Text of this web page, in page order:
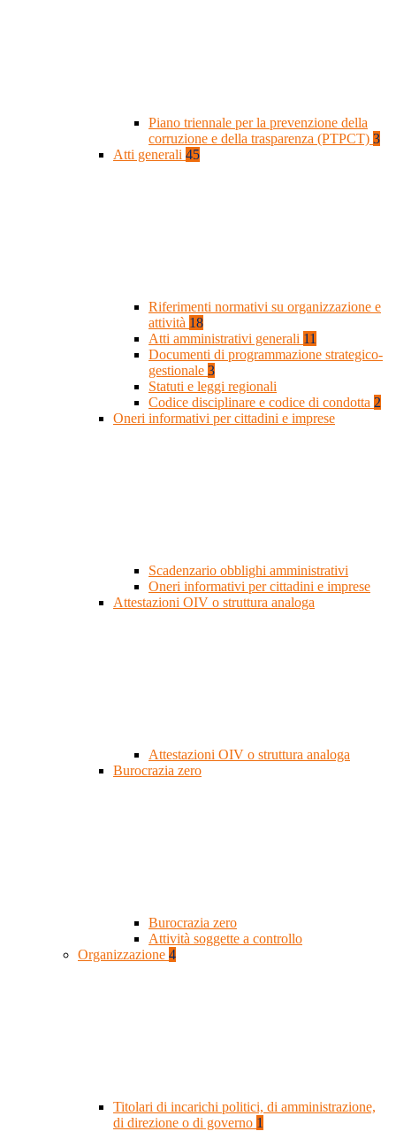
Piano triennale per la prevenzione della
corruzione e della trasparenza (PTPCT) 3
Atti generali 45
Riferimenti normativi su organizzazione e
attività 18
Atti amministrativi generali 11
Documenti di programmazione strategico-
gestionale 3
Statuti e leggi regionali
Codice disciplinare e codice di condotta 2
Oneri informativi per cittadini e imprese
Scadenzario obblighi amministrativi
Oneri informativi per cittadini e imprese
Attestazioni OIV o struttura analoga
Attestazioni OIV o struttura analoga
Burocrazia zero
Burocrazia zero
Attività soggette a controllo
Organizzazione 4
Titolari di incarichi politici, di amministrazione,
di direzione o di governo 1